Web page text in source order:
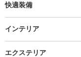
快適装備
インテリア
エクステリア